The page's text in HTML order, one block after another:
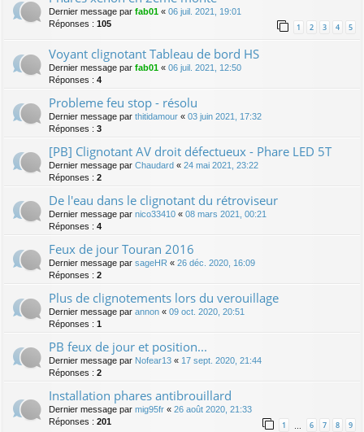
Dernier message par fab01 « 06 juil. 2021, 19:01
Réponses : 105 1 2 3 4 5
Voyant clignotant Tableau de bord HS
Dernier message par fab01 « 06 juil. 2021, 12:50
Réponses : 4
Probleme feu stop - résolu
Dernier message par thitidamour « 03 juin 2021, 17:32
Réponses : 3
[PB] Clignotant AV droit défectueux - Phare LED 5T
Dernier message par Chaudard « 24 mai 2021, 23:22
Réponses : 2
De l'eau dans le clignotant du rétroviseur
Dernier message par nico33410 « 08 mars 2021, 00:21
Réponses : 4
Feux de jour Touran 2016
Dernier message par sageHR « 26 déc. 2020, 16:09
Réponses : 2
Plus de clignotements lors du verouillage
Dernier message par annon « 09 oct. 2020, 20:51
Réponses : 1
PB feux de jour et position...
Dernier message par Nofear13 « 17 sept. 2020, 21:44
Réponses : 2
Installation phares antibrouillard
Dernier message par mig95fr « 26 août 2020, 21:33
Réponses : 201 1 … 6 7 8 9